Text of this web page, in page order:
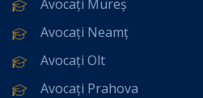
Avocați Mureș
Avocați Neamț
Avocați Olt
Avocați Prahova